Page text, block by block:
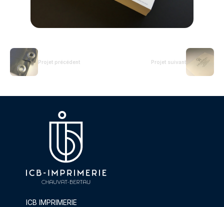
Projet précédent Projet suivant
ICB IMPRIMERIE